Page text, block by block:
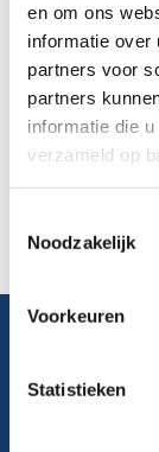
en om ons
informatie over
partners voor
partners
informatie die
verzameld op
Noodzakelijk
Voorkeuren
Statistieken
Chat
Mailen
kijken naar de